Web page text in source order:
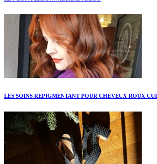
LES SOINS REPIGMENTANT POUR CHEVEUX ROUX